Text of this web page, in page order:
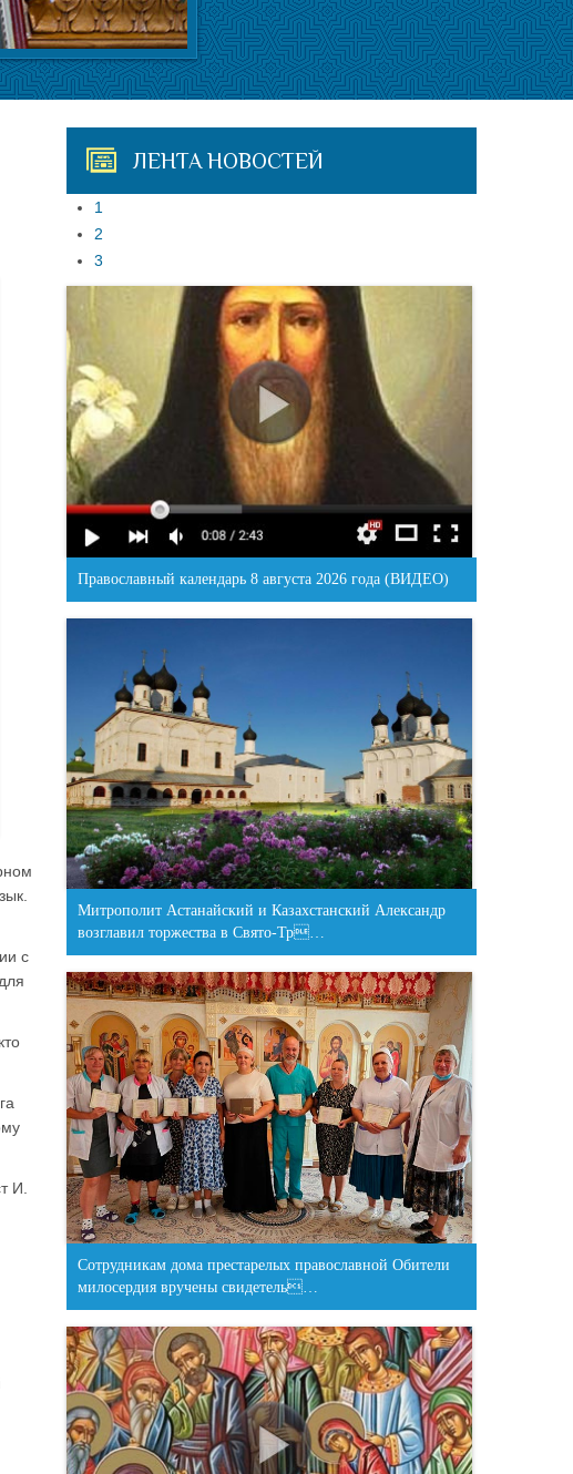
с
И.
ЛЕНТА НОВОСТЕЙ
1
2
3
Православный календарь 8 августа 2026 года (ВИДЕО)
Митрополит Астанайский и Казахстанский Александр
возглавил торжества в Свято-Тр…
Сотрудникам дома престарелых православной Обители
милосердия вручены свидетель…